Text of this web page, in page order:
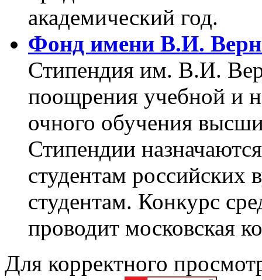
академический год.
Фонд имени В.И.
Стипендия им. В.И.
поощрения учебной и
очного обучения
Стипендии
студентам российских
студентам. Конкурс
проводит московская
Для корректного